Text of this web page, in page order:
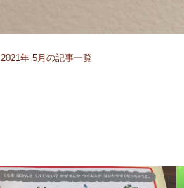
2021年 5月の記事一覧